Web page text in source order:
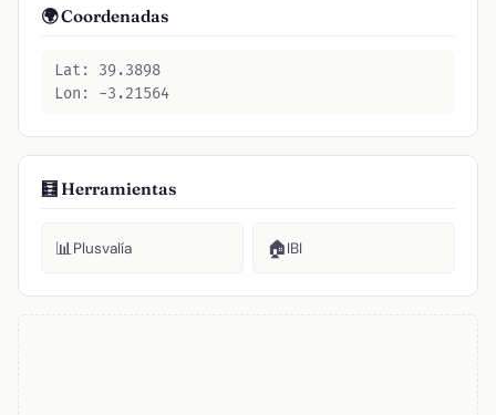
🌍 Coordenadas
Lat: 39.3898
Lon: -3.21564
🧮 Herramientas
📊Plusvalía 🏠IBI